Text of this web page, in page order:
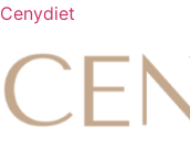
Cenydiet